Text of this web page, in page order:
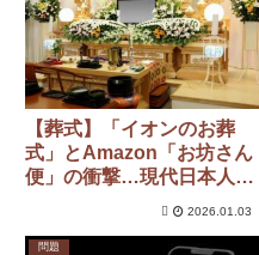
【葬式】「イオンのお葬
式」とAmazon「お坊さん
便」の衝撃…現代日本人に
が…」
2026.01.03
問題